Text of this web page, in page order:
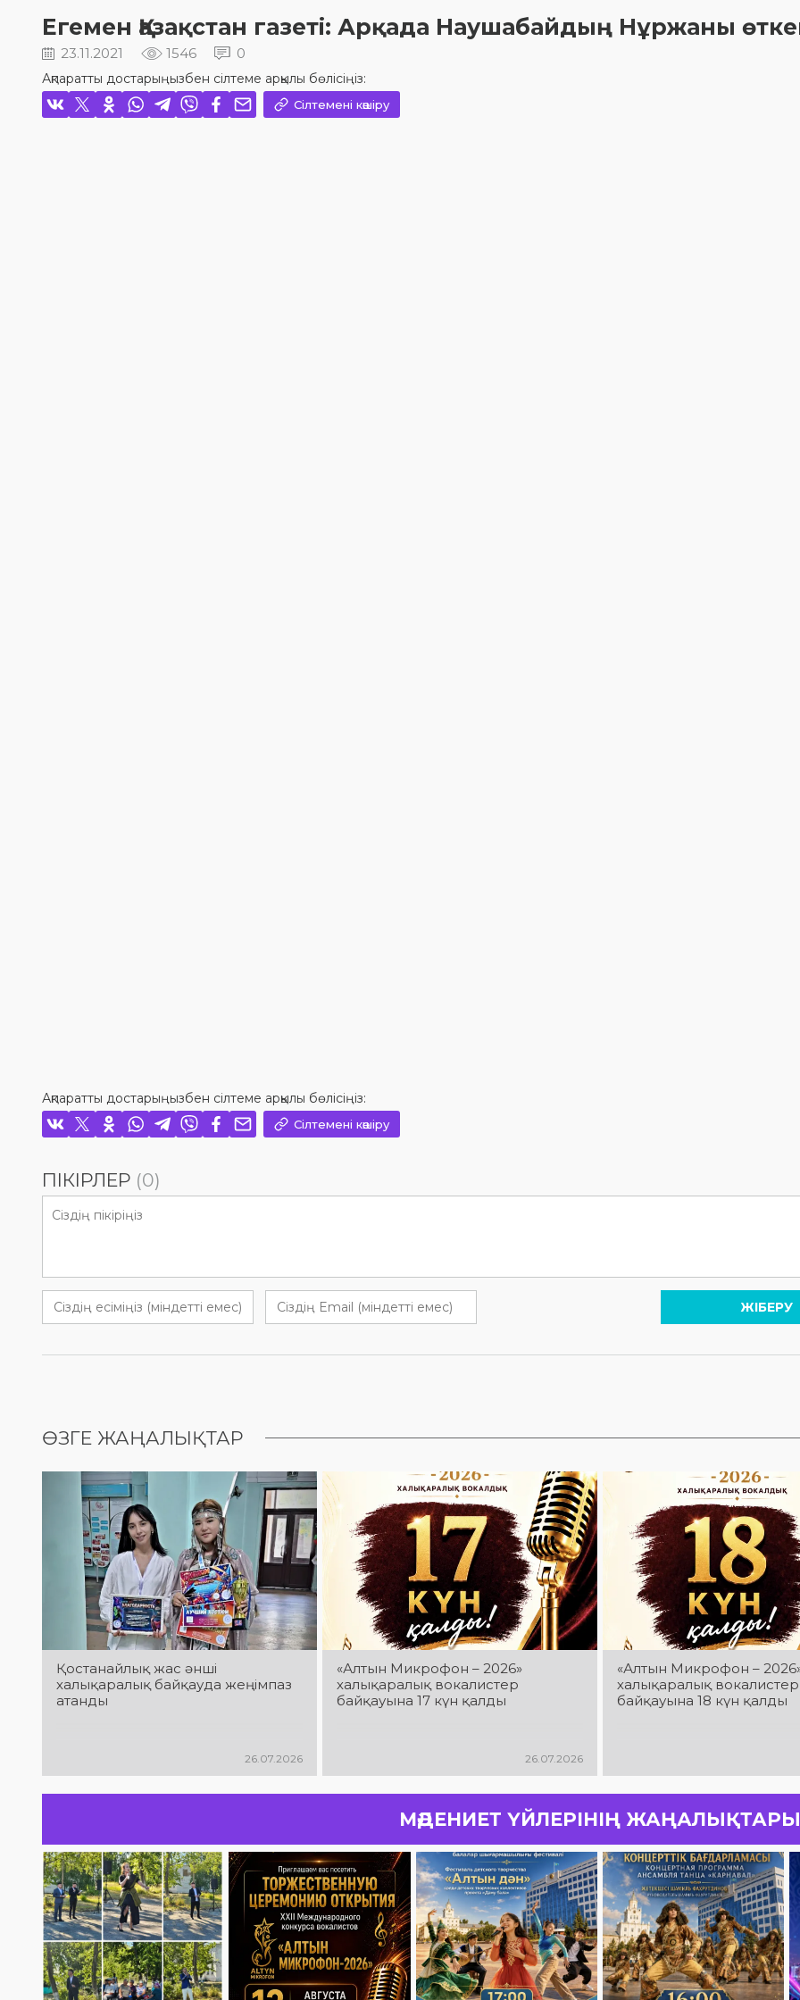
Егемен Қазақстан газеті: Арқада Наушабайдың Нұржаны
23.11.2021 1546 0
Ақпаратты достарыңызбен сілтеме арқылы бөлісіңіз:
Сілтемені көшіру
Ақпаратты достарыңызбен сілтеме арқылы бөлісіңіз:
Сілтемені көшіру
ПІКІРЛЕР (0)
ЖІБЕРУ
ӨЗГЕ ЖАҢАЛЫҚТАР
Қостанайлық жас әнші
халықаралық байқауда жеңімпаз
атанды
26.07.2026
«Алтын Микрофон – 2026»
халықаралық вокалистер
байқауына 17 күн қалды
26.07.2026
«Алтын Микрофон –
халықаралық вокалистер
байқауына 18 күн қалды
МӘДЕНИЕТ ҮЙЛЕРІНІҢ ЖАҢАЛЫҚТАРЫ